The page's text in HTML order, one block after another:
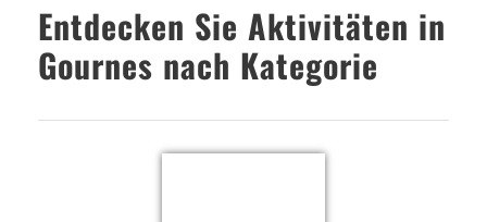
Entdecken Sie Aktivitäten in
Gournes nach Kategorie